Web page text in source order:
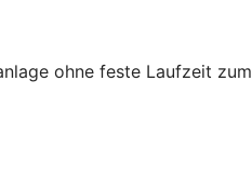
ohne feste Laufzeit zum